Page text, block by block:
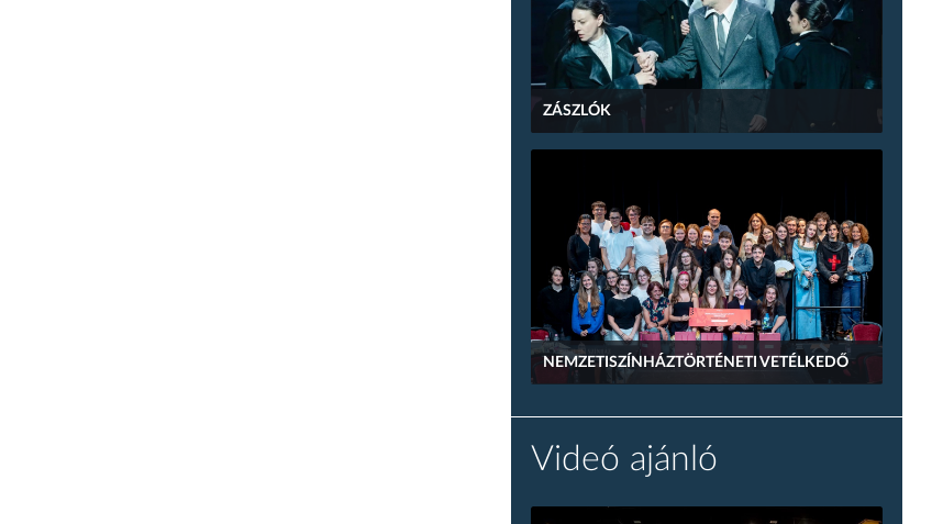
ZÁSZLÓK
NEMZETISZÍNHÁZTÖRTÉNETI VETÉLKEDŐ
Videó ajánló